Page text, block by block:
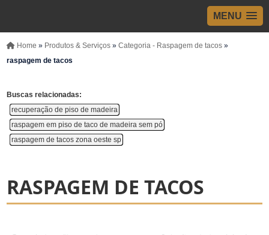
MENU
Home » Produtos & Serviços»Categoria - Raspagem de tacos»
raspagem de tacos
Buscas relacionadas:
recuperação de piso de madeira
raspagem em piso de taco de madeira sem pó
raspagem de tacos zona oeste sp
RASPAGEM DE TACOS